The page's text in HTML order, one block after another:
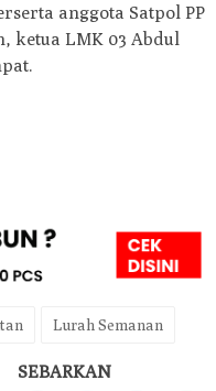
anggota Satpol PP
ketua LMK 03 Abdul
Lurah Semanan
SEBARKAN